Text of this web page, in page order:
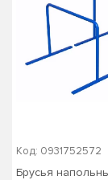
Код: 0931752572
Брусья